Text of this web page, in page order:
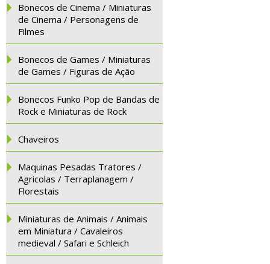
Bonecos de Cinema / Miniaturas
de Cinema / Personagens de
Filmes
Bonecos de Games / Miniaturas
de Games / Figuras de Ação
Bonecos Funko Pop de Bandas de
Rock e Miniaturas de Rock
Chaveiros
Maquinas Pesadas Tratores /
Agricolas / Terraplanagem /
Florestais
Miniaturas de Animais / Animais
em Miniatura / Cavaleiros
medieval / Safari e Schleich